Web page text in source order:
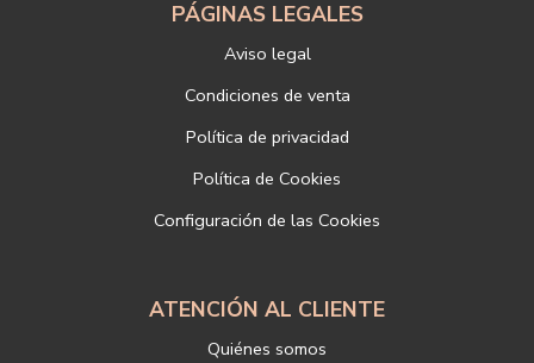
electrónico o de correo postal, ambos con la fotocopia del DNI del
Responsable del tratamiento: LIBRERÍAS DEPORTIVAS ESTEBAN
info@libreriadeportiva.com
Si desea ampliar información sobre la política de privacidad de
https://www.libreriadeportiva.com/proteccion-de-datos
PÁGINAS LEGALES
Aviso legal
Condiciones de venta
Política de privacidad
Política de Cookies
Configuración de las Cookies
ATENCIÓN AL CLIENTE
Quiénes somos